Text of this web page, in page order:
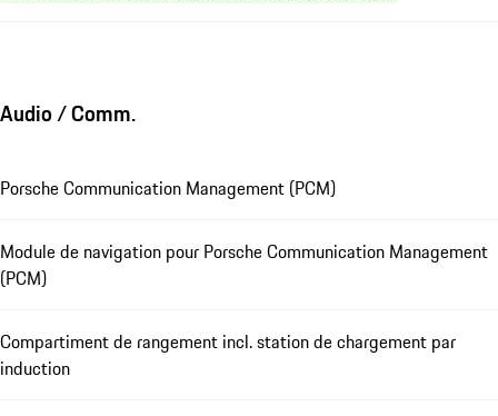
Audio / Comm.
Porsche Communication Management (PCM)
Module de navigation pour Porsche Communication Management
(PCM)
Compartiment de rangement incl. station de chargement par
induction